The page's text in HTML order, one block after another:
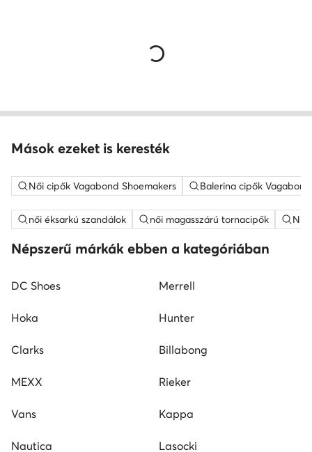
Mások ezeket is keresték
Népszerű márkák ebben a kategóriában
DC Shoes Merrell
Hoka Hunter
Clarks Billabong
MEXX Rieker
Vans Kappa
Nautica Lasocki
További márkák megjelenítése